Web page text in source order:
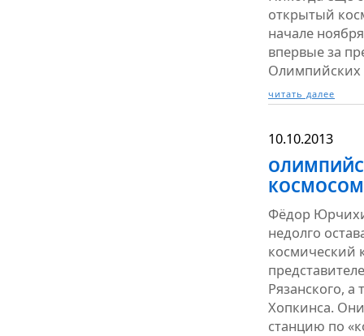
открытый
начале
впервые за
Олимпийских
читать далее
10.10.2013
КОСМОСОМ
Фёдор
недолго
космический
Рязанского,
Хопкинса.
станцию по